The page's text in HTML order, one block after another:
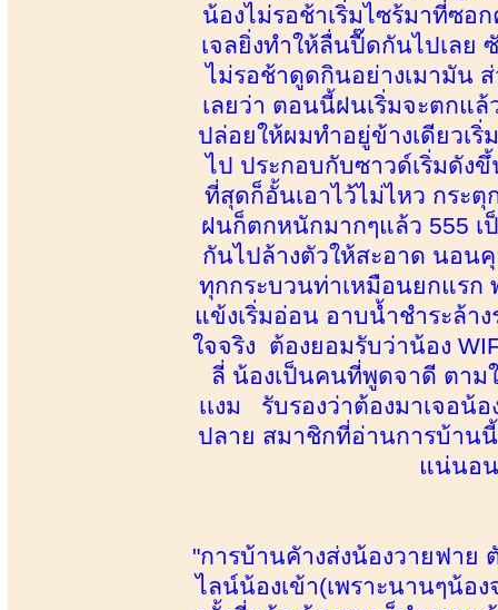
น้องไม่รอช้าเริ่มไซร้มาที่ซ
เจลยิ่งทำให้ลื่นปื๊ดกันไปเลย
ไม่รอช้าดูดกินอย่างเมามัน
เลยว่า ตอนนี้ฝนเริ่มจะตกแ
ปล่อยให้ผมทำอยู่ข้างเดียวเ
ไป ประกอบกับซาวด์เริ่มดัง
ที่สุดก็อั้นเอาไว้ไม่ไหว กระ
ฝนก็ตกหนักมากๆแล้ว 555
กันไปล้างตัวให้สะอาด นอน
ทุกกระบวนท่าเหมือนยกแรก
แข้งเริ่มอ่อน อาบน้ำชำระล้า
ใจจริง ต้องยอมรับว่าน้อง
ลี่ น้องเป็นคนที่พูดจาดี ตาม
เเงม รับรองว่าต้องมาเจอน้
ปลาย สมาชิกที่อ่านการบ้าน
แน่นอ
"การบ้านคัางส่งน้องวายฟาย
ไลน์น้องเข้า(เพราะนานๆน้อ